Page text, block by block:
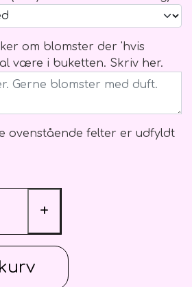
om blomster der 'hvis
være i buketten. Skriv her.
ovenstående felter er udfyldt
+